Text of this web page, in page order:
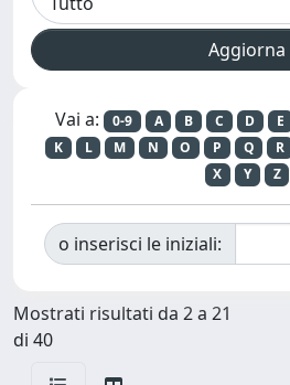
Vai a: 0-9 A B C D E
K
L M N O P Q R
X
Y Z
o inserisci le iniziali:
Mostrati risultati da 2 a 21
di 40